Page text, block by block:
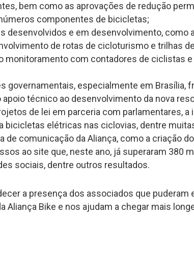
bem como as aprovações de redução
componentes de bicicletas;
desenvolvidos e em desenvolvimento, como
de rotas de cicloturismo e trilhas
monitoramento com contadores de ciclistas
governamentais, especialmente em Brasília,
apoio técnico ao desenvolvimento da nova
de lei em parceria com parlamentares, a
bicicletas elétricas nas ciclovias, dentre
de comunicação da Aliança, como a criação
ao site que, neste ano, já superaram 380
sociais, dentre outros resultados.
a presença dos associados que puderam
Aliança Bike e nos ajudam a chegar mais